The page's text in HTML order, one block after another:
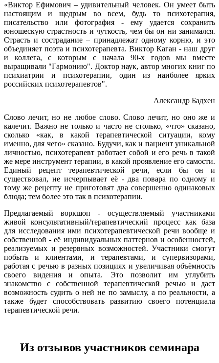
«Виктор Ефимович – удивительный человек. Он умеет быть
настоящим и щедрым во всем, будь то психотерапия,
писательство или фотография - ему удается сохранить
юношескую страстность и чуткость, чем бы он ни занимался.
Страсть и сострадание – принадлежат одному корню, и это
объединяет поэта и психотерапевта. Виктор Каган - наш друг
и коллега, с которым с начала 90-х годов мы вместе
выращивали "Гармонию". Доктор наук, автор многих книг по
психиатрии и психотерапии, один из наиболее ярких
российских психотерапевтов".
Александр Бадхен
Слово лечит, но не любое слово. Слово лечит, но оно же и
калечит. Важно не только и часто не столько, «что» сказано,
сколько «как, в какой терапевтической ситуации, кому
именно, для чего» сказано. Будучи, как и пациент уникальной
личностью, психотерапевт работает собой и его речь в такой
же мере инструмент терапии, в какой проявление его самости.
Единый рецепт терапевтической речи, если бы он и
существовал, не исчерпывает её - два повара по одному и
тому же рецепту не приготовят два совершенно одинаковых
блюда; тем более это так в психотерапии.
Предлагаемый воркшоп - осуществляемый участниками
живой консультативный/терапевтический процесс как база
для исследования ими психотерапевтической речи вообще и
собственной - её индивидуальных паттернов и особенностей,
реализуемых и резервных возможностей. Участники смогут
побыть и клиентами, и терапевтами, и супервизорами,
работая с речью в разных позициях и увеличивая объёмность
своего видения и опыта. Это позволит им углубить
знакомство с собственной терапевтической речью и даст
возможность судить о ней не по замыслу, а по реальности, а
также будет способствовать развитию своего потенциала
терапевтической речи.
Из отзывов участников семинара